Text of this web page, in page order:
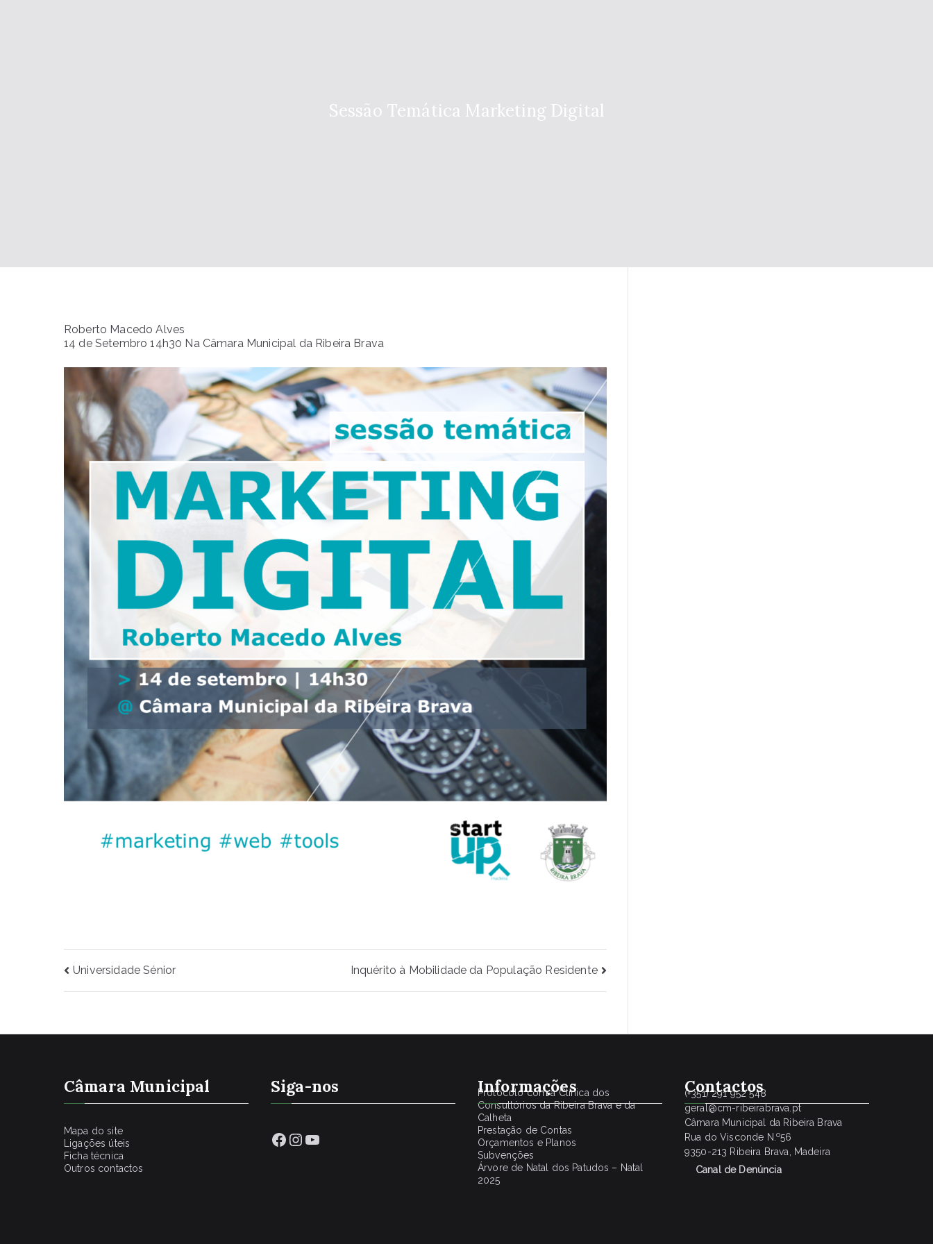
Sessão Temática Marketing Digital
Roberto Macedo Alves
14 de Setembro 14h30 Na Câmara Municipal da Ribeira Brava
Navegação
de
Universidade Sénior Inquérito à Mobilidade da População Residente
Câmara Municipal
Mapa do site
Ligações úteis
Ficha técnica
Outros contactos
Siga-nos
Facebook
Instagram
YouTube
Informações
Protocolo com a Clínica dos
Consultórios da Ribeira Brava e da
Calheta
Prestação de Contas
Orçamentos e Planos
Subvenções
Árvore de Natal dos Patudos – Natal
2025
Contactos
(+351) 291 952 548
geral@cm-ribeirabrava.pt
Câmara Municipal da Ribeira Brava
Rua do Visconde N. o56
9350-213 Ribeira Brava, Madeira
Canal de Denúncia